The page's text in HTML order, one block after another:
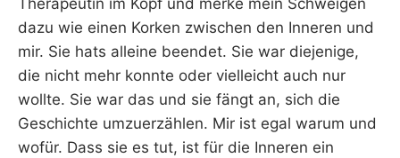
Therapeutin im Kopf und merke mein Schweigen
dazu wie einen Korken zwischen den Inneren und
mir. Sie hats alleine beendet. Sie war diejenige,
die nicht mehr konnte oder vielleicht auch nur
wollte. Sie war das und sie fängt an, sich die
Geschichte umzuerzählen. Mir ist egal warum und
wofür. Dass sie es tut, ist für die Inneren ein